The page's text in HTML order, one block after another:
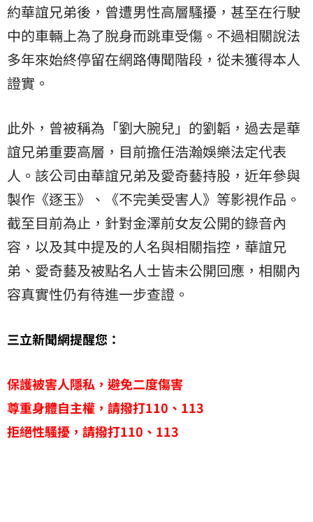
約華誼兄弟後，曾遭男性高層騷擾，甚至在行駛
中的車輛上為了脫身而跳車受傷。不過相關說法
多年來始終停留在網路傳聞階段，從未獲得本人
證實。
此外，曾被稱為「劉大腕兒」的劉韜，過去是華
誼兄弟重要高層，目前擔任浩瀚娛樂法定代表
人。該公司由華誼兄弟及愛奇藝持股，近年參與
製作《逐玉》、《不完美受害人》等影視作品。
截至目前為止，針對金澤前女友公開的錄音內
容，以及其中提及的人名與相關指控，華誼兄
弟、愛奇藝及被點名人士皆未公開回應，相關內
容真實性仍有待進一步查證。
三立新聞網提醒您：
保護被害人隱私，避免二度傷害
尊重身體自主權，請撥打110、113
拒絕性騷擾，請撥打110、113